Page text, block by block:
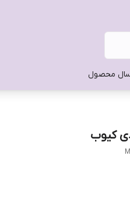
محصول
کیوب